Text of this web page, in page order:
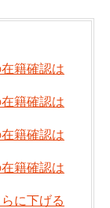
籍確認は
籍確認は
籍確認は
籍確認は
に下げる